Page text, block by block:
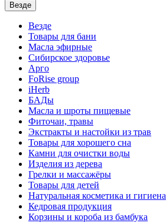
Везде
Везде
Товары для бани
Масла эфирные
Сибирское здоровье
Арго
FoRise group
iHerb
БАДы
Масла и шроты пищевые
Фиточаи, травы
Экстракты и настойки из трав
Товары для хорошего сна
Камни для очистки воды
Изделия из дерева
Грелки и массажёры
Товары для детей
Натуральная косметика и гигиена
Кедровая продукция
Корзины и короба из бамбука